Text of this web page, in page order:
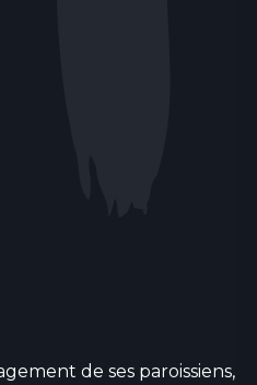
de ses paroissiens,